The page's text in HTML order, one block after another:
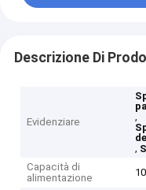
Descrizione Di
Evidenziare
,
,
Capacità di
alimentazione